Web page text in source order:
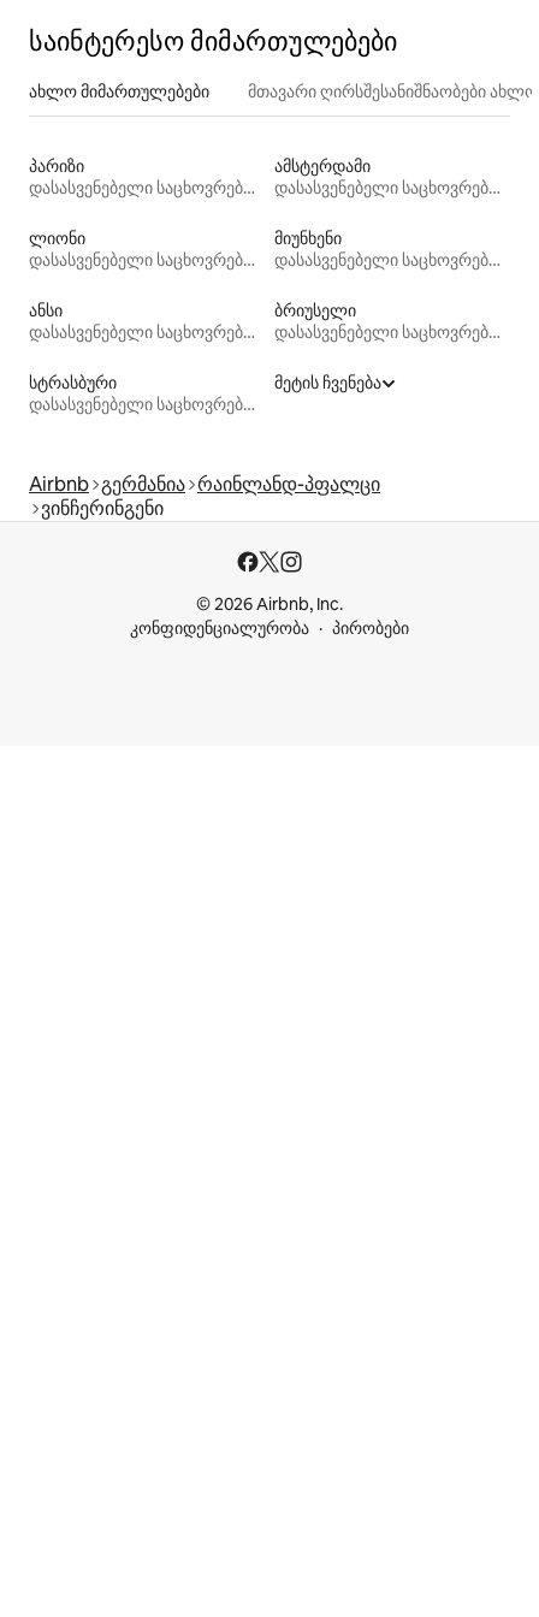
საინტერესო მიმართულებები
ახლო მიმართულებები მთავარი ღირსშესანიშნაობები
პარიზი
დასასვენებელი საცხოვრებლები
ამსტერდამი
დასასვენებელი საცხოვრებლები
ლიონი
დასასვენებელი საცხოვრებლები
მიუნხენი
დასასვენებელი საცხოვრებლები
ანსი
დასასვენებელი საცხოვრებლები
ბრიუსელი
დასასვენებელი საცხოვრებლები
სტრასბური
დასასვენებელი საცხოვრებლები
მეტის ჩვენება
Airbnb გერმანია რაინლანდ-პფალცი
ვინჩერინგენი
© 2026 Airbnb, Inc.
კონფიდენციალურობა
პირობები